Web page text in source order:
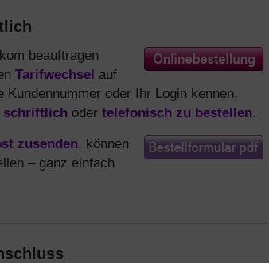
beauftragen
Tarifwechsel auf
oder Ihr Login kennen,
schriftlich oder telefonisch zu bestellen.
zusenden, können
– ganz einfach